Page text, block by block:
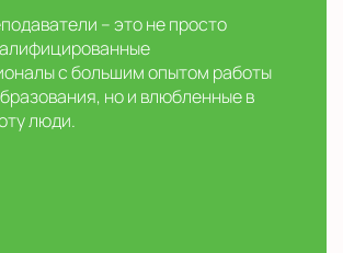
– это не просто
с большим опытом работы
но и влюбленные в
люди.